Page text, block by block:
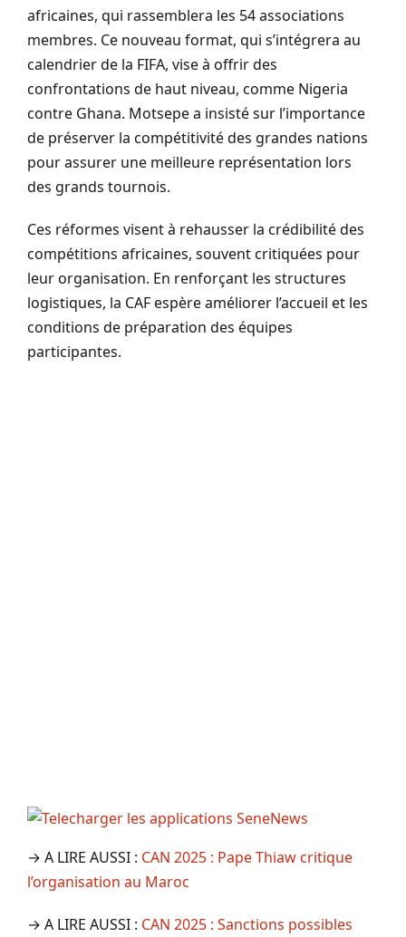
africaines, qui rassemblera les 54 associations
membres. Ce nouveau format, qui s’intégrera au
calendrier de la FIFA, vise à offrir des
confrontations de haut niveau, comme Nigeria
contre Ghana. Motsepe a insisté sur l’importance
de préserver la compétitivité des grandes nations
pour assurer une meilleure représentation lors
des grands tournois.
Ces réformes visent à rehausser la crédibilité des
compétitions africaines, souvent critiquées pour
leur organisation. En renforçant les structures
logistiques, la CAF espère améliorer l’accueil et les
conditions de préparation des équipes
participantes.
→ A LIRE AUSSI : CAN 2025 : Pape Thiaw critique
l’organisation au Maroc
→ A LIRE AUSSI : CAN 2025 : Sanctions possibles